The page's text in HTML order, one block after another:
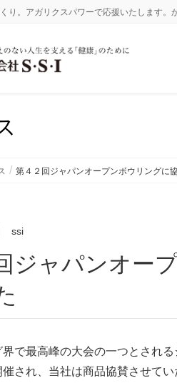
り。アガリクスパワーで応援いたします。
第４２回ジャパンオープンボウリングに
ssi
界で最高峰の大会の一つとされ
され、当社は商品協賛させてい